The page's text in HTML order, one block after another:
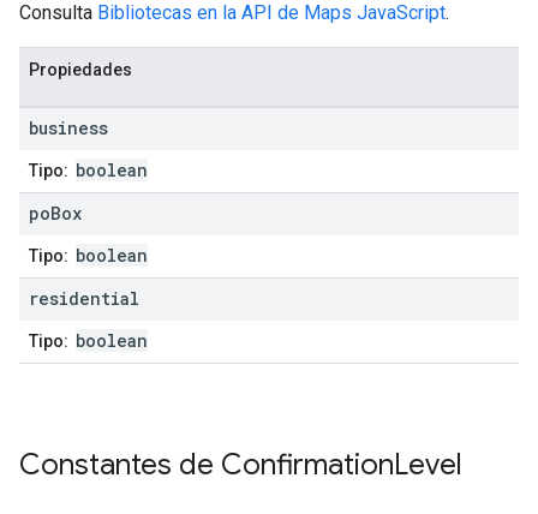
Consulta Bibliotecas en la API de Maps JavaScript.
Propiedades
business
Tipo: boolean
poBox
Tipo: boolean
residential
Tipo: boolean
Constantes de ConfirmationLevel